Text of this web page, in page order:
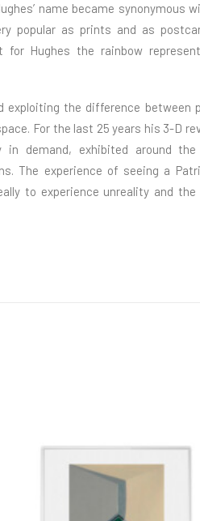
name became synonymous
popular as prints and as
for Hughes the rainbow
exploiting the difference between
For the last 25 years his 3-D
in demand, exhibited around
The experience of seeing a
to experience unreality and the